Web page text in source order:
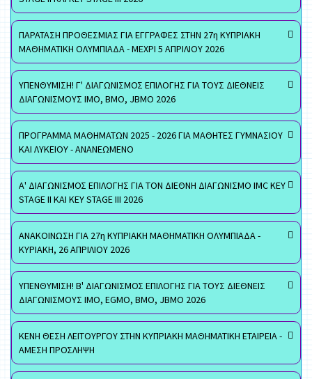
ΠΑΡΑΤΑΣΗ ΠΡΟΘΕΣΜΙΑΣ ΓΙΑ ΕΓΓΡΑΦΕΣ ΣΤΗΝ 27η ΚΥΠΡΙΑΚΗ
ΜΑΘΗΜΑΤΙΚΗ ΟΛΥΜΠΙΑΔΑ - ΜΕΧΡΙ 5 ΑΠΡΙΛΙΟΥ 2026
ΥΠΕΝΘΥΜΙΣΗ! Γ' ΔΙΑΓΩΝΙΣΜΟΣ ΕΠΙΛΟΓΗΣ ΓΙΑ ΤΟΥΣ ΔΙΕΘΝΕΙΣ
ΔΙΑΓΩΝΙΣΜΟΥΣ ΙΜΟ, ΒΜΟ, JBMO 2026
ΠΡΟΓΡΑΜΜΑ ΜΑΘΗΜΑΤΩΝ 2025 - 2026 ΓΙΑ ΜΑΘΗΤΕΣ ΓΥΜΝΑΣΙΟΥ
ΚΑΙ ΛΥΚΕΙΟΥ - ΑΝΑΝΕΩΜΕΝΟ
Α' ΔΙΑΓΩΝΙΣΜΟΣ ΕΠΙΛΟΓΗΣ ΓΙΑ ΤΟΝ ΔΙΕΘΝΗ ΔΙΑΓΩΝΙΣΜΟ IMC KEY
STAGE II ΚΑΙ KEY STAGE III 2026
ΑΝΑΚΟΙΝΩΣΗ ΓΙΑ 27η ΚΥΠΡΙΑΚΗ ΜΑΘΗΜΑΤΙΚΗ ΟΛΥΜΠΙΑΔΑ -
ΚΥΡΙΑΚΗ, 26 ΑΠΡΙΛΙΟΥ 2026
ΥΠΕΝΘΥΜΙΣΗ! Β' ΔΙΑΓΩΝΙΣΜΟΣ ΕΠΙΛΟΓΗΣ ΓΙΑ ΤΟΥΣ ΔΙΕΘΝΕΙΣ
ΔΙΑΓΩΝΙΣΜΟΥΣ ΙΜΟ, EGMO, ΒΜΟ, JBMO 2026
ΚΕΝΗ ΘΕΣΗ ΛΕΙΤΟΥΡΓΟΥ ΣΤΗΝ ΚΥΠΡΙΑΚΗ ΜΑΘΗΜΑΤΙΚΗ ΕΤΑΙΡΕΙΑ -
ΑΜΕΣΗ ΠΡΟΣΛΗΨΗ